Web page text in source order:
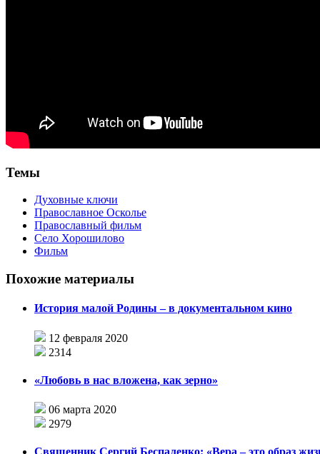
Темы
Духовные ключи
Православное Осколье
Православный фильм
Село Хорошилово
Фильм
Похожие материалы
История малой Родины – в документальном кино
12 февраля 2020
2314
«Любовь в нас вложена, как зерно»
06 марта 2020
2979